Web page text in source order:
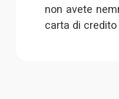
non avete
carta di